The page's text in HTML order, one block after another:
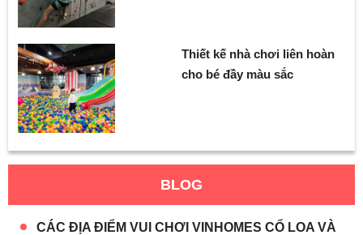
Thiết kế nhà chơi liên hoàn
cho bé đầy màu sắc
BLOG
CÁC ĐỊA ĐIỂM VUI CHƠI VINHOMES CỔ LOA VÀ